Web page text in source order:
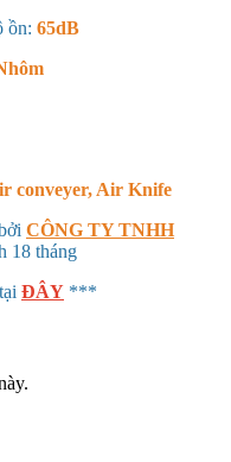
ồn: 65dB
conveyer, Air Knife
CÔNG TY TNHH
18 tháng
ĐÂY ***